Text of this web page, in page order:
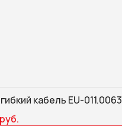
кабель EU-011.0063